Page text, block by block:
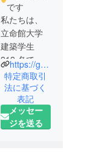
です
私たちは、
立命館大学
建築学生
212 名で、
ツリーハウ
スを建設し
ている団体
です。ツ
リーハウス
https://gakuseidanntai.wixsite.com/clown
特定商取引
法に基づく
表記
メッセー
ジを送る